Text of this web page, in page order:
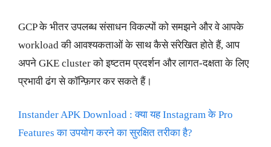
GCP के भीतर उपलब्ध संसाधन विकल्पों को समझने और वे आपके
workload की आवश्यकताओं के साथ कैसे संरेखित होते हैं, आप
अपने GKE cluster को इष्टतम प्रदर्शन और लागत-दक्षता के लिए
प्रभावी ढंग से कॉन्फ़िगर कर सकते हैं।
Instander APK Download : क्या यह Instagram के Pro
Features का उपयोग करने का सुरक्षित तरीका है?